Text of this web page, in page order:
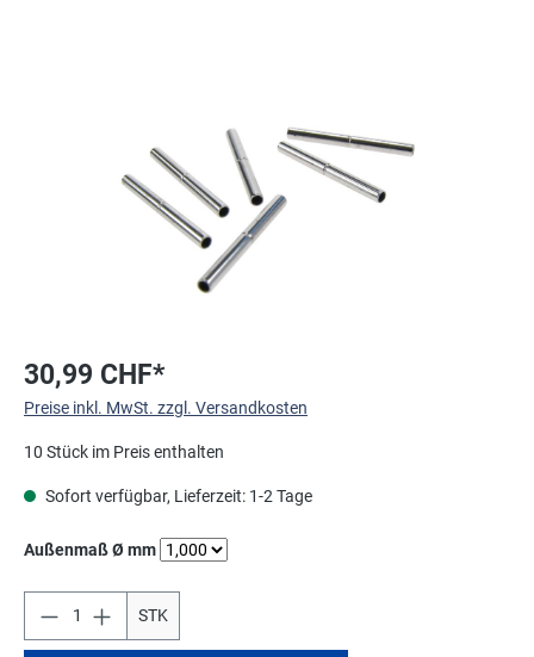
30,99 CHF*
Preise inkl. MwSt. zzgl. Versandkosten
10 Stück im Preis enthalten
Sofort verfügbar, Lieferzeit: 1-2 Tage
Außenmaß Ø mmauswählen
STK